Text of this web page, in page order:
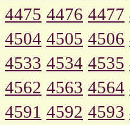
4475 4476 4477
4504 4505 4506
4533 4534 4535
4562 4563 4564
4591 4592 4593